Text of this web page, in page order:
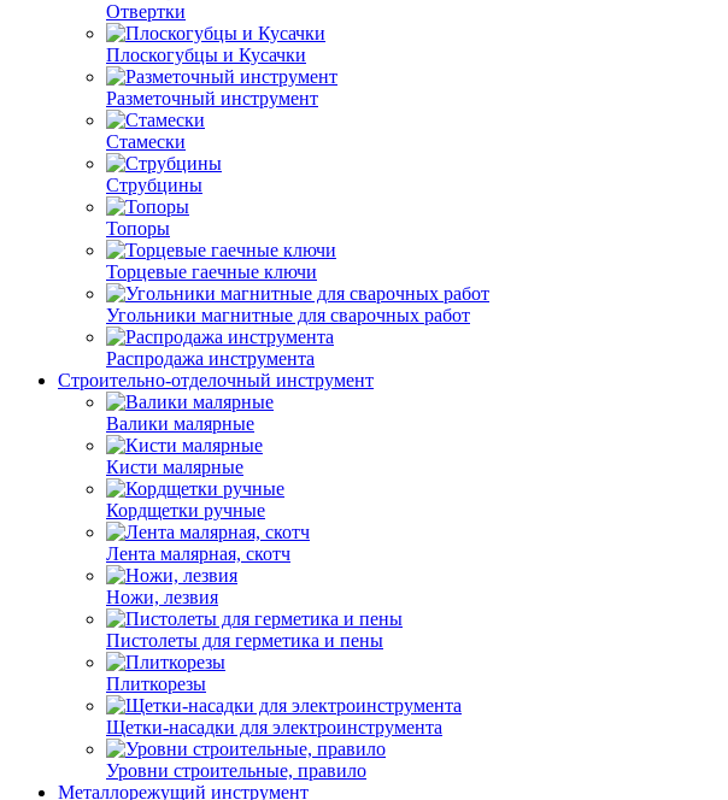
Отвертки
Плоскогубцы и Кусачки
Разметочный инструмент
Стамески
Струбцины
Топоры
Торцевые гаечные ключи
Угольники магнитные для сварочных работ
Распродажа инструмента
Строительно-отделочный инструмент
Валики малярные
Кисти малярные
Кордщетки ручные
Лента малярная, скотч
Ножи, лезвия
Пистолеты для герметика и пены
Плиткорезы
Щетки-насадки для электроинструмента
Уровни строительные, правило
Металлорежущий инструмент